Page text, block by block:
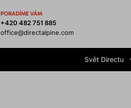
PORADÍME VÁM
+420 482 751 885
office@directalpine.com
Svět Directu